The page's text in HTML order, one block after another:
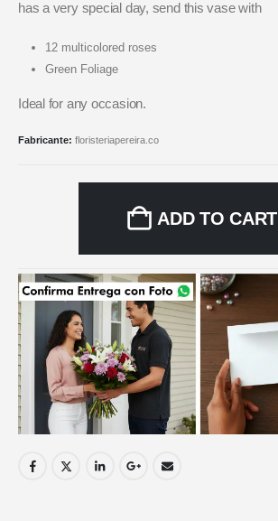
has a very special day, send this vase with
12 multicolored roses
Green Foliage
Ideal for any occasion.
Fabricante: floristeriapereira.co
ADD TO CART